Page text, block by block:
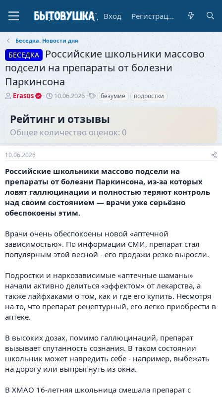
Вход Регистрация
Беседка. Новости дня
БЕСЕДКА
Российские школьники массово
подсели на препараты от болезни
Паркинсона
А
о
р
е
м
Erasus
Д
н
ч
а
10.06.2026
Т
и
безумие подростки
Рейтинг и отзывы
Общее количество оценок: 0
10.06.2026
Российские школьники массово подсели на
препараты от болезни Паркинсона, из-за которых
ловят галлюцинации и полностью теряют контроль
над своим состоянием — врачи уже серьёзно
обеспокоены этим.
Врачи очень обеспокоены новой «аптечной
зависимостью». По информации СМИ, препарат стал
популярным этой весной - его продажи резко выросли.
Подростки и наркозависимые «аптечные шаманы»
начали активно делиться «эффектом» от лекарства, а
также лайфхаками о том, как и где его купить. Несмотря
на то, что препарат рецептурный, его легко приобрести в
аптеке.
В высоких дозах, помимо галлюцинаций, препарат
вызывает спутанность сознания. В таком состоянии
школьник может навредить себе - например, выбежать
на дорогу или выпpыгнуть из окна.
В ХМАО 16-летняя школьница смешала препарат с